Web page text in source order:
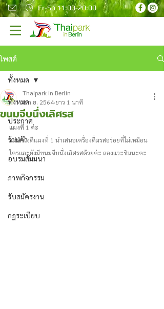
Fr-So 11:00-20:00
โพสต์
ทั้งหมด
ประกาศ
ร้านค้า
อบรมสัมมนา
ภาพกิจกรรม
รับสมัครงาน
กฎระเบียบ
ทั้งหมด
ขนมจีบนึ่งเลิศรส
Thaipark in Berlin
8 ก.ย. 2564 ยาว 1 นาที
แผงที่ 1 ค่ะ
แม่ค้าใจดีแผงที่ 1 นำเสนอเครื่องดื่มรสอร่อยที่ไม่เหมือน
ใครและยังมีขนมจีบนึ่งเลิศรสด้วยค่ะ ลองแวะชิมนะคะ